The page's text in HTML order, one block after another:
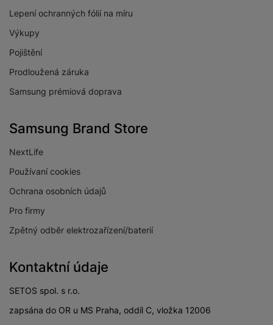
Lepení ochranných fólií na míru
Výkupy
Pojištění
Prodloužená záruka
Samsung prémiová doprava
Samsung Brand Store
NextLife
Používaní cookies
Ochrana osobních údajů
Pro firmy
Zpětný odběr elektrozařízení/baterií
Kontaktní údaje
SETOS spol. s r.o.
zapsána do OR u MS Praha, oddíl C, vložka 12006